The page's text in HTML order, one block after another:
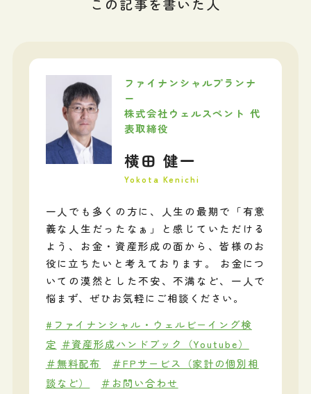
この記事を書いた人
ファイナンシャルプランナ
ー
株式会社ウェルスペント 代
表取締役
横田 健一
Yokota Kenichi
一人でも多くの方に、人生の最期で「有意
義な人生だったなぁ」と感じていただける
よう、お金・資産形成の面から、皆様のお
役に立ちたいと考えております。 お金につ
いての漠然とした不安、不満など、一人で
悩まず、ぜひお気軽にご相談ください。
#ファイナンシャル・ウェルビーイング検
定 ＃資産形成ハンドブック（Youtube）
＃無料配布
＃FPサービス（家計の個別相
談など）
＃お問い合わせ